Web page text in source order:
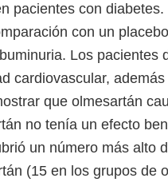
pacientes con diabetes.
con un
Los pacientes
cardiovascular,
que olmesartán
no tenía un efecto
un número más alto
(15 en los grupos de